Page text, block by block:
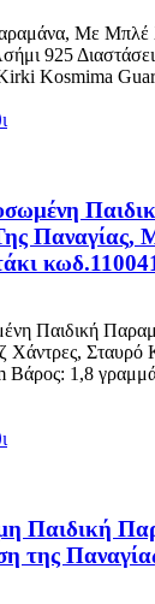
Με Μπλέ
925
Kosmima
Παναγίας,
Παιδική
Χάντρες, Σταυρό
Βάρος: 1,8
Παιδική
της